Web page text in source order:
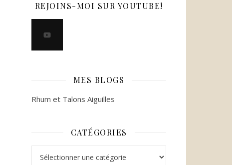
REJOINS-MOI SUR YOUTUBE!
MES BLOGS
Rhum et Talons Aiguilles
CATÉGORIES